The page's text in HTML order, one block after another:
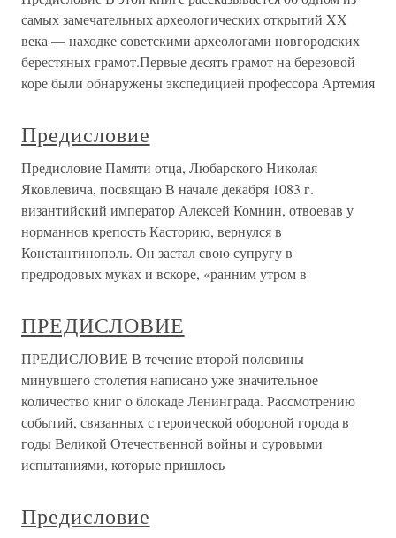
самых замечательных археологических открытий XX
века — находке советскими археологами новгородских
берестяных грамот.Первые десять грамот на березовой
коре были обнаружены экспедицией профессора Артемия
Предисловие
Предисловие Памяти отца, Любарского Николая
Яковлевича, посвящаю В начале декабря 1083 г.
византийский император Алексей Комнин, отвоевав у
норманнов крепость Касторию, вернулся в
Константинополь. Он застал свою супругу в
предродовых муках и вскоре, «ранним утром в
ПРЕДИСЛОВИЕ
ПРЕДИСЛОВИЕ В течение второй половины
минувшего столетия написано уже значительное
количество книг о блокаде Ленинграда. Рассмотрению
событий, связанных с героической обороной города в
годы Великой Отечественной войны и суровыми
испытаниями, которые пришлось
Предисловие